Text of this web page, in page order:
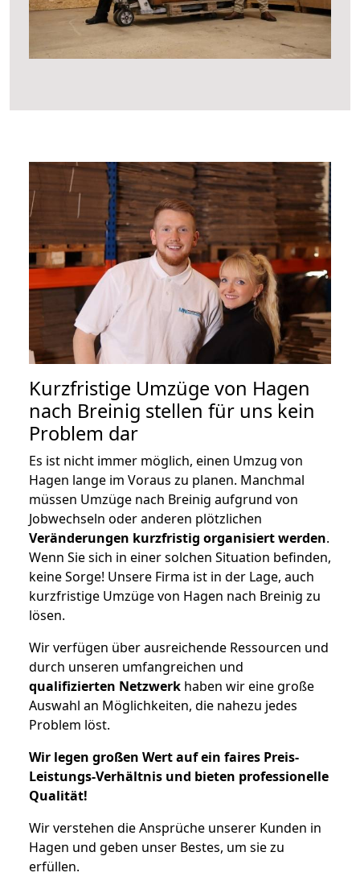
Kurzfristige Umzüge von Hagen
nach Breinig stellen für uns kein
Problem dar
Es ist nicht immer möglich, einen Umzug von
Hagen lange im Voraus zu planen. Manchmal
müssen Umzüge nach Breinig aufgrund von
Jobwechseln oder anderen plötzlichen
Veränderungen kurzfristig organisiert werden.
Wenn Sie sich in einer solchen Situation befinden,
keine Sorge! Unsere Firma ist in der Lage, auch
kurzfristige Umzüge von Hagen nach Breinig zu
lösen.
Wir verfügen über ausreichende Ressourcen und
durch unseren umfangreichen und
qualifizierten Netzwerk haben wir eine große
Auswahl an Möglichkeiten, die nahezu jedes
Problem löst.
Wir legen großen Wert auf ein faires Preis-
Leistungs-Verhältnis und bieten professionelle
Qualität!
Wir verstehen die Ansprüche unserer Kunden in
Hagen und geben unser Bestes, um sie zu
erfüllen.